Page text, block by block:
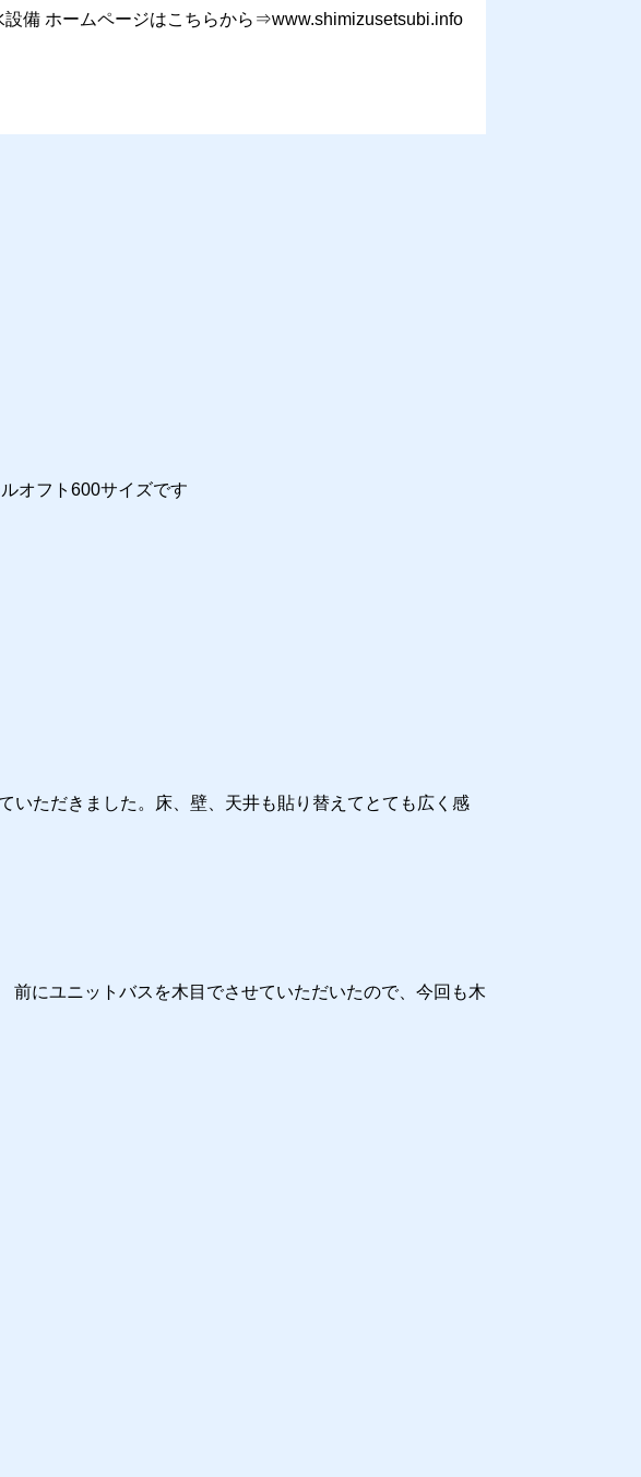
備 ホームページはこちらから⇒www.shimizusetsubi.info
オフト600サイズです
いただきました。床、壁、天井も貼り替えてとても広く感
ユニットバスを木目でさせていただいたので、今回も木